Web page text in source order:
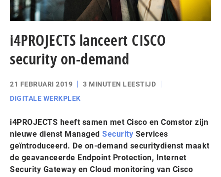
i4PROJECTS lanceert CISCO
security on-demand
21 FEBRUARI 2019
3 MINUTEN LEESTIJD
DIGITALE WERKPLEK
i4PROJECTS heeft samen met Cisco en Comstor zijn
nieuwe dienst Managed Security Services
geïntroduceerd. De on-demand securitydienst maakt
de geavanceerde Endpoint Protection, Internet
Security Gateway en Cloud monitoring van Cisco